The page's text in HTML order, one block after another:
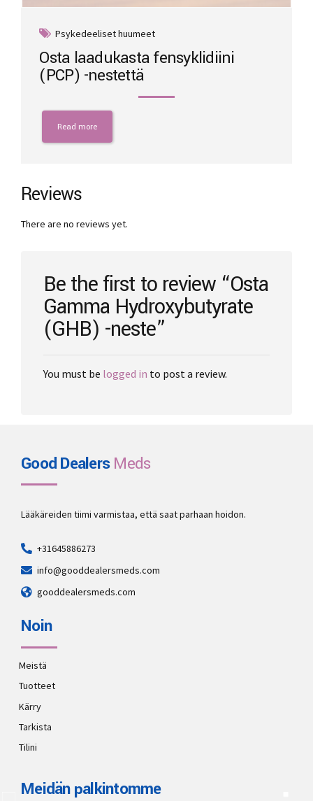
Psykedeeliset huumeet
Osta laadukasta fensyklidiini
(PCP) -nestettä
Read more
Reviews
There are no reviews yet.
Be the first to review “Osta
Gamma Hydroxybutyrate
(GHB) -neste”
You must be logged in to post a review.
Good DealersMeds
Lääkäreiden tiimi varmistaa, että saat parhaan hoidon.
+31645886273
info@gooddealersmeds.com
gooddealersmeds.com
Noin
Meistä
Tuotteet
Kärry
Tarkista
Tilini
Meidän palkintomme